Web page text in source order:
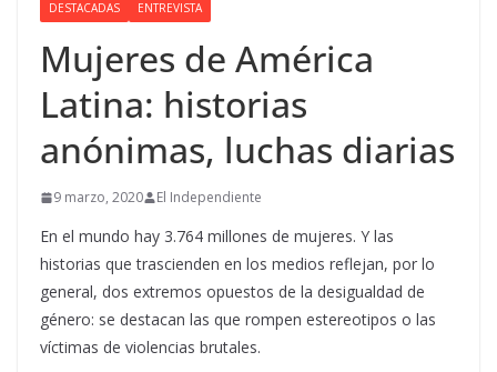
DESTACADAS ENTREVISTA
Mujeres de América
Latina: historias
anónimas, luchas diarias
9 marzo, 2020 El Independiente
En el mundo hay 3.764 millones de mujeres. Y las
historias que trascienden en los medios reflejan, por lo
general, dos extremos opuestos de la desigualdad de
género: se destacan las que rompen estereotipos o las
víctimas de violencias brutales.